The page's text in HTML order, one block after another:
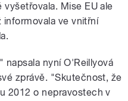
Mise EU ale
informovala ve vnitřní
napsala nyní O'Reillyová
zprávě. "Skutečnost, že
2012 o nepravostech v